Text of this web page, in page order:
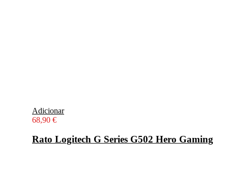
Adicionar
68,90 €
Rato Logitech G Series G502 Hero Gaming